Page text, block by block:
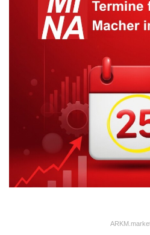
unseren Traum eines
einbringen, gut angelegt sind“,
Gemeinsam mit dem
Freundeskreis es sich zur
mit verschiedenen
die Idee eines Nationalparks
Engagement wurde der
ausgezeichnet. Ingrid
Nationalpark beim NABU,
Nationalpark sprechen:
Schwarzwald sowohl für
attraktiver machen als auch für
Überlegungen eine große Rolle.